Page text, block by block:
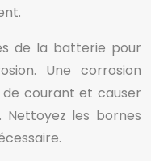
de la batterie pour
Une corrosion
courant et causer
les bornes